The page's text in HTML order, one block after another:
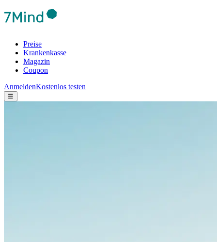
Preise
Krankenkasse
Magazin
Coupon
AnmeldenKostenlos testen
☰